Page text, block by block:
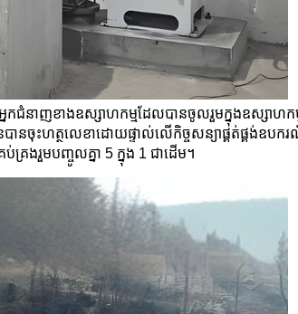
ជំនាញខាងឧស្សាហកម្មដែលបានចូលរួមក្នុងឧស្សាហក
ហត្ថលេខាដោយផ្ទាល់លើកិច្ចសន្យាផ្គត់ផ្គង់ឧបករ
រងរួមបញ្ចូលគ្នា 5 ក្នុង 1 ជាដើម។